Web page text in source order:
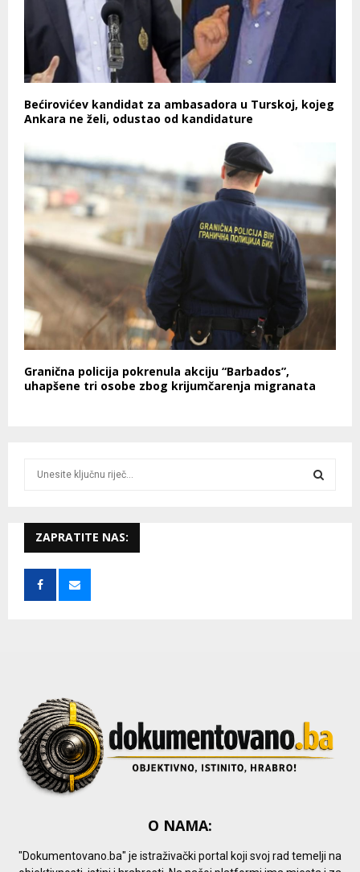
Bećirovićev kandidat za ambasadora u Turskoj, kojeg
Ankara ne želi, odustao od kandidature
Granična policija pokrenula akciju “Barbados”,
uhapšene tri osobe zbog krijumčarenja migranata
h
f
r
ZAPRATITE NAS:
O NAMA:
"Dokumentovano.ba" je istraživački portal koji svoj rad temelji na